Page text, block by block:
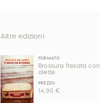
Altre edizioni
FORMATO
Brossura fresata con
alette
PREZZO
14,90 €